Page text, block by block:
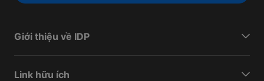
Giới thiệu về IDP
Link hữu ích